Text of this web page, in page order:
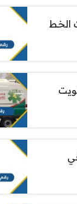
الخط